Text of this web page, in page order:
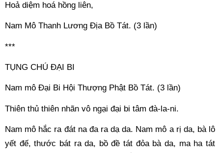
Hoả diệm hoá hồng liên,
Nam Mô Thanh Lương Địa Bồ Tát. (3 lần)
***
TỤNG CHÚ ĐẠI BI
Nam mô Đại Bi Hội Thượng Phật Bồ Tát. (3 lần)
Thiên thủ thiên nhãn vô ngại đại bi tâm đà-la-ni.
Nam mô hắc ra đát na đa ra dạ da. Nam mô a rị da, bà lô
yết đế, thước bát ra da, bồ đề tát đỏa bà da, ma ha tát